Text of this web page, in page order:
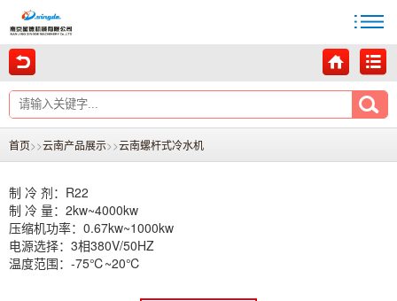
首页>>云南产品展示>>云南螺杆式冷水机
制 冷 剂：R22
制 冷 量：2kw~4000kw
压缩机功率：0.67kw~1000kw
电源选择：3相380V/50HZ
温度范围：-75℃~20℃